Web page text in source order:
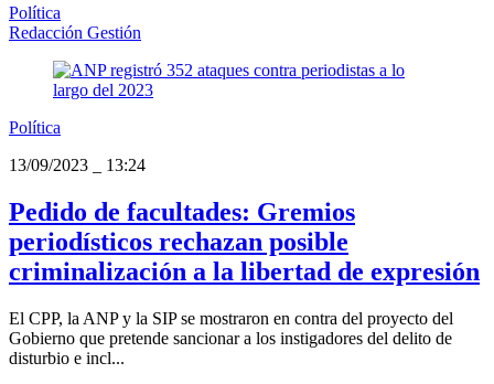
Política
Redacción Gestión
Política
13/09/2023
13:24
Pedido de facultades: Gremios
periodísticos rechazan posible
criminalización a la libertad de expresión
El CPP, la ANP y la SIP se mostraron en contra del proyecto del
Gobierno que pretende sancionar a los instigadores del delito de
disturbio e incl...